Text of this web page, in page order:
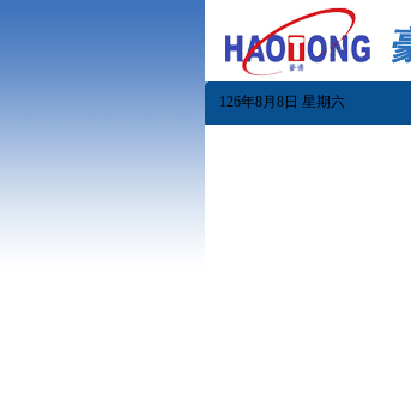
126年8月8日 星期六